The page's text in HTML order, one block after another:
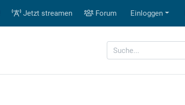
Jetzt streamen Forum Einloggen